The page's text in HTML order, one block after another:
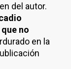
del autor.
no
en la